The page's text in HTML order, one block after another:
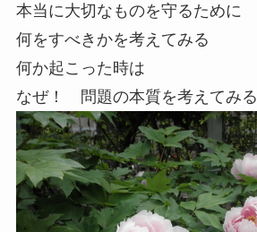
本当に大切なものを守るために
何をすべきかを考えてみる
何か起こった時は
なぜ！ 問題の本質を考えてみる